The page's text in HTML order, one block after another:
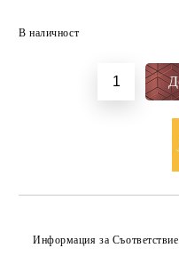
В наличност
Информация за Съответствие